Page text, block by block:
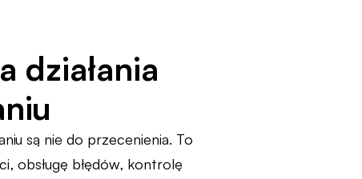
działania
są nie do przecenienia. To
obsługę błędów, kontrolę